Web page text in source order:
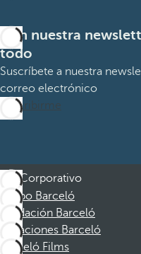
Con nuestra
todo
Suscríbete a nuestra
correo electrónico
Suscribirme
Corporativo
Grupo Barceló
Fundación Barceló
Vacaciones Barceló
Barceló Films